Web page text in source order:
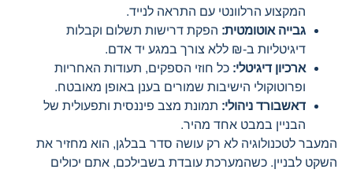
המקצוע הרלוונטי עם התראה לנייד.
גבייה אוטומטית: הפקת דרישות תשלום וקבלות
דיגיטליות ב-₪ ללא צורך במגע יד אדם.
ארכיון דיגיטלי: כל חוזי הספקים, תעודות האחריות
ופרוטוקולי הישיבות שמורים בענן באופן מאובטח.
דאשבורד ניהולי: תמונת מצב פיננסית ותפעולית של
הבניין במבט אחד מהיר.
המעבר לטכנולוגיה לא רק עושה סדר בבלגן, הוא מחזיר את
השקט לבניין. כשהמערכת עובדת בשבילכם, אתם יכולים